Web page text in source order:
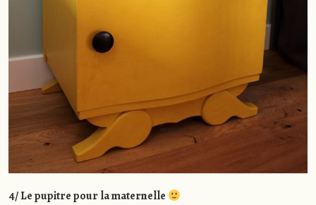
4/ Le pupitre pour la maternelle